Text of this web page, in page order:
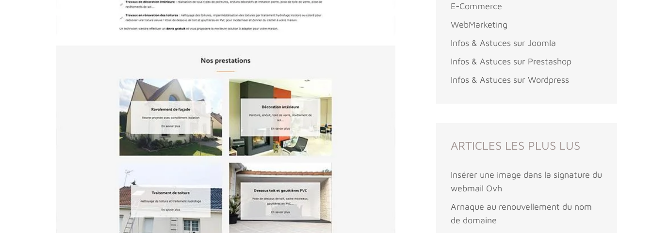
E-Commerce
WebMarketing
Infos & Astuces sur Joomla
Infos & Astuces sur Prestashop
Infos & Astuces sur Wordpress
ARTICLES LES PLUS LUS
Insérer une image dans la signature du
webmail Ovh
Arnaque au renouvellement du nom
de domaine